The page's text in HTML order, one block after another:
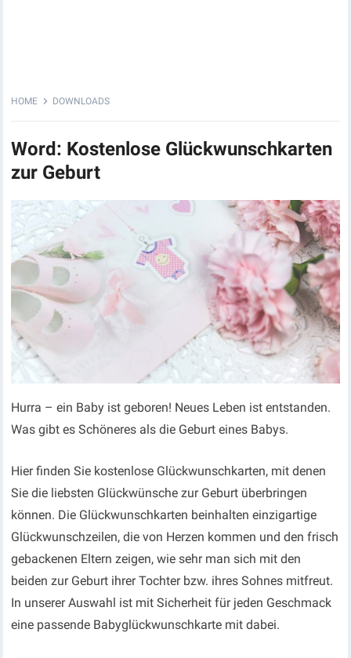
HOME DOWNLOADS
Word: Kostenlose Glückwunschkarten
zur Geburt
Hurra – ein Baby ist geboren! Neues Leben ist entstanden.
Was gibt es Schöneres als die Geburt eines Babys.
Hier finden Sie kostenlose Glückwunschkarten, mit denen
Sie die liebsten Glückwünsche zur Geburt überbringen
können. Die Glückwunschkarten beinhalten einzigartige
Glückwunschzeilen, die von Herzen kommen und den frisch
gebackenen Eltern zeigen, wie sehr man sich mit den
beiden zur Geburt ihrer Tochter bzw. ihres Sohnes mitfreut.
In unserer Auswahl ist mit Sicherheit für jeden Geschmack
eine passende Babyglückwunschkarte mit dabei.